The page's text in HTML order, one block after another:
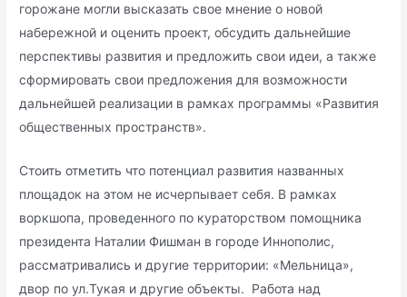
горожане могли высказать свое мнение о новой
набережной и оценить проект, обсудить дальнейшие
перспективы развития и предложить свои идеи, а также
сформировать свои предложения для возможности
дальнейшей реализации в рамках программы «Развития
общественных пространств».
Стоить отметить что потенциал развития названных
площадок на этом не исчерпывает себя. В рамках
воркшопа, проведенного по кураторством помощника
президента Наталии Фишман в городе Иннополис,
рассматривались и другие территории: «Мельница»,
двор по ул.Тукая и другие объекты. Работа над